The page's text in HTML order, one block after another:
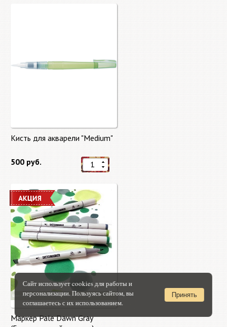
Кисть для акварели "Medium"
500 руб.
Маркер Pale Dawn Gray
Сайт использует cookies для работы и
персонализации. Пользуясь сайтом, вы
соглашаетесь с их использованием.
Принять